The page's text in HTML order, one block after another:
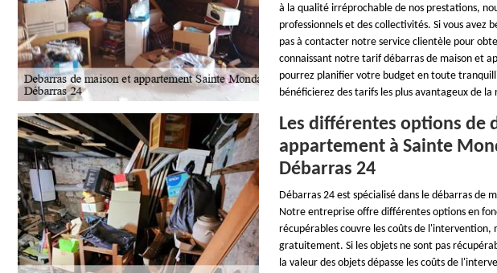
à la qualité irréprochable de nos prestations,
professionnels et des collectivités. Si vous
pas à contacter notre service clientèle pour
connaissant notre tarif débarras de maison et
pourrez planifier votre budget en toute
bénéficierez des tarifs les plus avantageux de la
Les différentes options de
appartement à Sainte
Débarras 24
Débarras 24 est spécialisé dans le débarras de
Notre entreprise offre différentes options en
récupérables couvre les coûts de l'intervention,
gratuitement. Si les objets ne sont pas
la valeur des objets dépasse les coûts de